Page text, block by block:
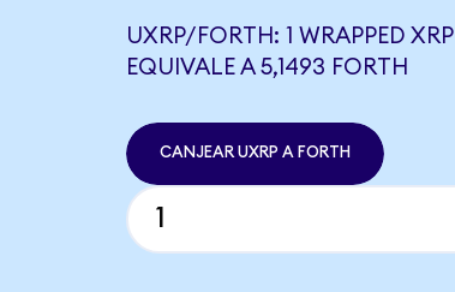
UXRP/FORTH: 1 WRAPPED
EQUIVALE A 5,1493 FORTH
CANJEAR UXRP A FORTH